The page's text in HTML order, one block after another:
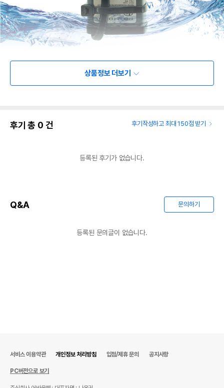
상품정보 더보기
후기 총 0 건 후기작성하고 최대 150점 받기
등록된 후기가 없습니다.
Q&A 문의하기
등록된 문의글이 없습니다.
서비스 이용약관 개인정보 처리방침 입점/제휴 문의 공지사항
PC버전으로 보기